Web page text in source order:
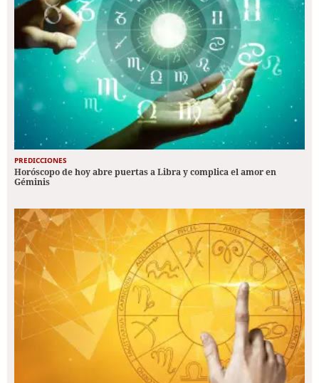
PREDICCIONES
Horóscopo de hoy abre puertas a Libra y complica el amor en
Géminis